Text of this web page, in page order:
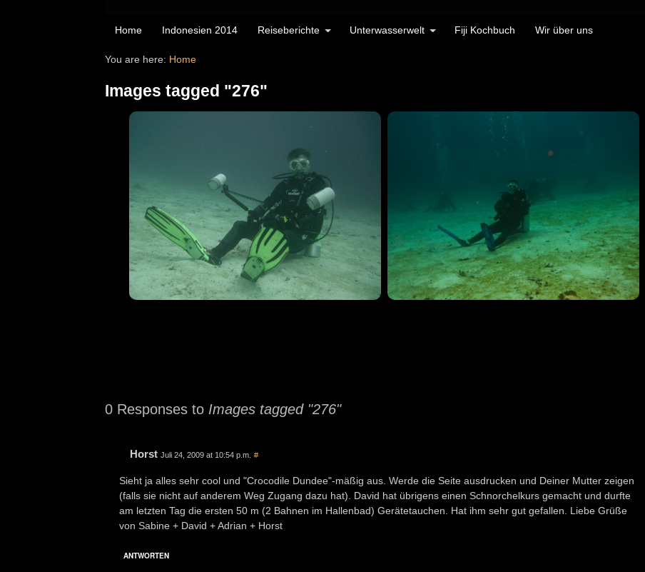
Home Indonesien 2014 Reiseberichte Unterwasserwelt Fiji Kochbuch Wir über uns
You are here: Home
Images tagged "276"
0 Responses to Images tagged "276"
Horst Juli 24, 2009 at 10:54 p.m. #
Sieht ja alles sehr cool und "Crocodile Dundee"-mäßig aus. Werde die Seite ausdrucken und Deiner Mutter zeigen
(falls sie nicht auf anderem Weg Zugang dazu hat). David hat übrigens einen Schnorchelkurs gemacht und durfte
am letzten Tag die ersten 50 m (2 Bahnen im Hallenbad) Gerätetauchen. Hat ihm sehr gut gefallen. Liebe Grüße
von Sabine + David + Adrian + Horst
ANTWORTEN